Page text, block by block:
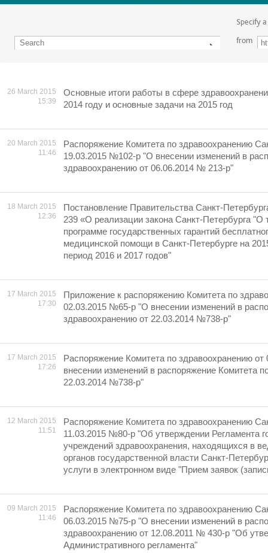
Specify
from
26 March 2015
15:39
Основные итоги работы в сфере
2014 году и основные задачи на 2015 год
20 March 2015
11:46
Распоряжение Комитета по здравоохранению
19.03.2015 №102-р "О внесении изменений в
здравоохранению от 06.06.2014 № 213-р"
18 March 2015
12:36
Постановление Правительства Санкт-
239 «О реализации закона Санкт-Петербурга "О
программе государственных гарантий
медицинской помощи в Санкт-Петербурге на
период 2016 и 2017 годов"
17 March 2015
17:30
Приложение к распоряжению Комитета по
02.03.2015 №65-р "О внесении изменений в
здравоохранению от 22.03.2014 №738-р"
17 March 2015
17:26
Распоряжение Комитета по здравоохранению
внесении изменений в распоряжение Комитета
22.03.2014 №738-р"
12 March 2015
11:51
Распоряжение Комитета по здравоохранению
11.03.2015 №80-р "Об утверждении Регламента
учреждений здравоохранения, находящихся в
органов государственной власти Санкт-
услуги в электронном виде "Прием заявок
09 March 2015
11:46
Распоряжение Комитета по здравоохранению
06.03.2015 №75-р "О внесении изменений в
здравоохранению от 12.08.2011 № 430-р "Об
Административного регламента"